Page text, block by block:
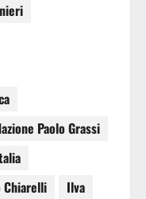
Paolo Grassi
Chiarelli
Ilva